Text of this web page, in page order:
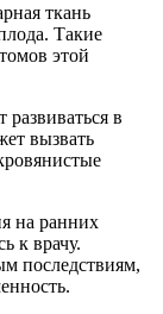
ткань
Такие
этой
в
вызвать
на ранних
к врачу.
последствиям,